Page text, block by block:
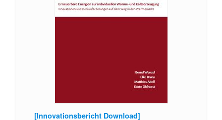
[Innovationsbericht Download]